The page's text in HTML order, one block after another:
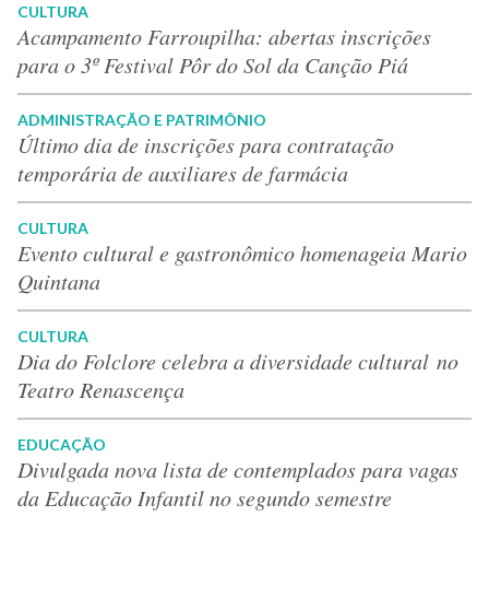
CULTURA
Acampamento Farroupilha: abertas inscrições
para o 3º Festival Pôr do Sol da Canção Piá
ADMINISTRAÇÃO E PATRIMÔNIO
Último dia de inscrições para contratação
temporária de auxiliares de farmácia
CULTURA
Evento cultural e gastronômico homenageia Mario
Quintana
CULTURA
Dia do Folclore celebra a diversidade cultural no
Teatro Renascença
EDUCAÇÃO
Divulgada nova lista de contemplados para vagas
da Educação Infantil no segundo semestre